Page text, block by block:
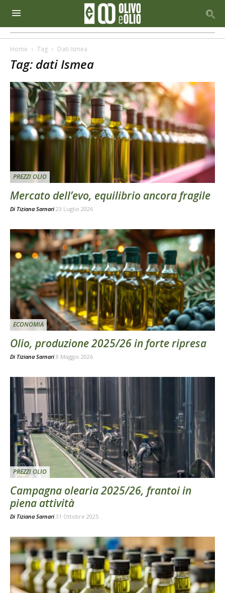
Home Tag Dati Ismea
Tag: dati Ismea
PREZZI OLIO
Mercato dell’evo, equilibrio ancora fragile
Di Tiziana Sarnari 23 Luglio 2026
ECONOMIA
Olio, produzione 2025/26 in forte ripresa
Di Tiziana Sarnari 8 Maggio 2026
PREZZI OLIO
Campagna olearia 2025/26, frantoi in
piena attività
Di Tiziana Sarnari 31 Ottobre 2025